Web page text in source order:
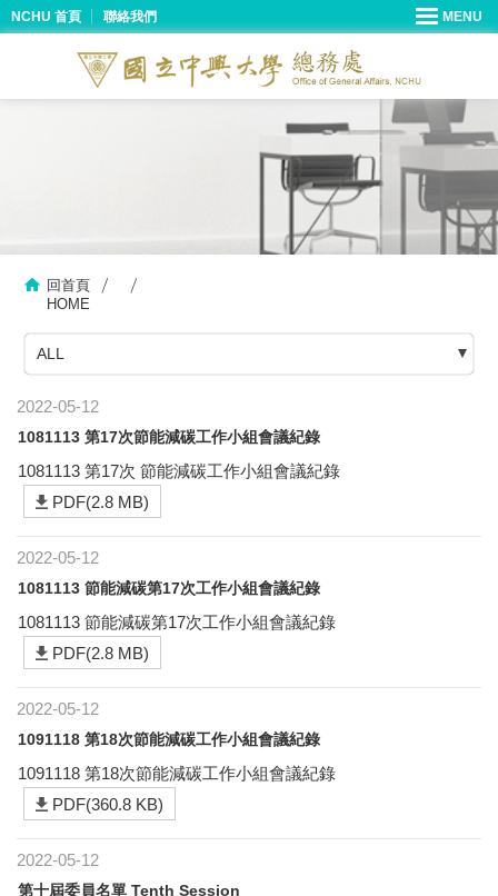
NCHU 首頁 聯絡我們
回首頁
HOME
ALL
2022-05-12
1081113 第17次節能減碳工作小組會議紀錄
1081113 第17次 節能減碳工作小組會議紀錄
PDF(2.8 MB)
2022-05-12
1081113 節能減碳第17次工作小組會議紀錄
1081113 節能減碳第17次工作小組會議紀錄
PDF(2.8 MB)
2022-05-12
1091118 第18次節能減碳工作小組會議紀錄
1091118 第18次節能減碳工作小組會議紀錄
PDF(360.8 KB)
2022-05-12
第十屆委員名單 Tenth Session